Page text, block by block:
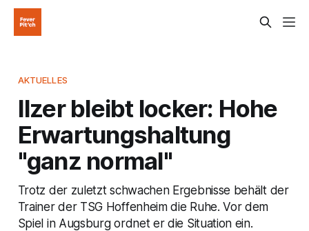
AKTUELLES
Ilzer bleibt locker: Hohe
Erwartungshaltung
"ganz normal"
Trotz der zuletzt schwachen Ergebnisse behält der
Trainer der TSG Hoffenheim die Ruhe. Vor dem
Spiel in Augsburg ordnet er die Situation ein.